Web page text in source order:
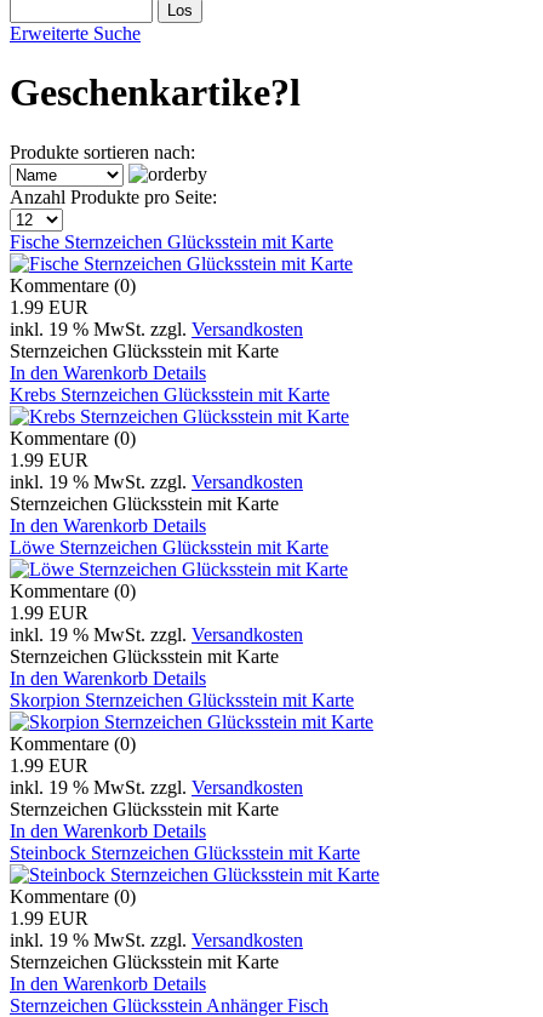
Erweiterte Suche
Geschenkartike?l
Produkte sortieren nach:
Anzahl Produkte pro Seite:
Fische Sternzeichen Glücksstein mit Karte
Kommentare (0)
1.99 EUR
inkl. 19 % MwSt. zzgl. Versandkosten
Sternzeichen Glücksstein mit Karte
In den Warenkorb Details
Krebs Sternzeichen Glücksstein mit Karte
Kommentare (0)
1.99 EUR
inkl. 19 % MwSt. zzgl. Versandkosten
Sternzeichen Glücksstein mit Karte
In den Warenkorb Details
Löwe Sternzeichen Glücksstein mit Karte
Kommentare (0)
1.99 EUR
inkl. 19 % MwSt. zzgl. Versandkosten
Sternzeichen Glücksstein mit Karte
In den Warenkorb Details
Skorpion Sternzeichen Glücksstein mit Karte
Kommentare (0)
1.99 EUR
inkl. 19 % MwSt. zzgl. Versandkosten
Sternzeichen Glücksstein mit Karte
In den Warenkorb Details
Steinbock Sternzeichen Glücksstein mit Karte
Kommentare (0)
1.99 EUR
inkl. 19 % MwSt. zzgl. Versandkosten
Sternzeichen Glücksstein mit Karte
In den Warenkorb Details
Sternzeichen Glücksstein Anhänger Fisch